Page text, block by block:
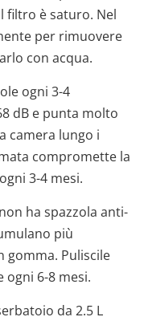
filtro è saturo. Nel
per rimuovere
con acqua.
ogni 3-4
dB e punta molto
camera lungo i
compromette la
3-4 mesi.
ha spazzola anti-
più
gomma. Puliscile
ogni 6-8 mesi.
da 2.5 L